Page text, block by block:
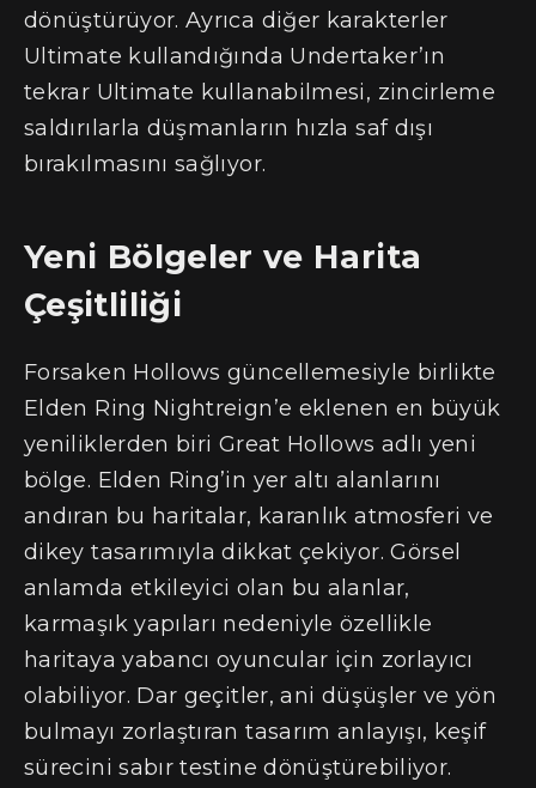
dönüştürüyor. Ayrıca diğer karakterler
Ultimate kullandığında Undertaker’ın
tekrar Ultimate kullanabilmesi, zincirleme
saldırılarla düşmanların hızla saf dışı
bırakılmasını sağlıyor.
Yeni Bölgeler ve Harita
Çeşitliliği
Forsaken Hollows güncellemesiyle birlikte
Elden Ring Nightreign’e eklenen en büyük
yeniliklerden biri Great Hollows adlı yeni
bölge. Elden Ring’in yer altı alanlarını
andıran bu haritalar, karanlık atmosferi ve
dikey tasarımıyla dikkat çekiyor. Görsel
anlamda etkileyici olan bu alanlar,
karmaşık yapıları nedeniyle özellikle
haritaya yabancı oyuncular için zorlayıcı
olabiliyor. Dar geçitler, ani düşüşler ve yön
bulmayı zorlaştıran tasarım anlayışı, keşif
sürecini sabır testine dönüştürebiliyor.